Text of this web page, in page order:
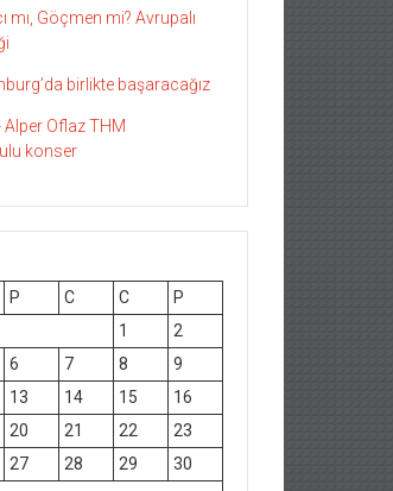
mı, Göçmen mi? Avrupalı
birlikte başaracağız
Alper Oflaz THM
konser
P C C
P
1
2
6 7 8
9
13 14 15
16
20 21 22
23
27 28 29
30